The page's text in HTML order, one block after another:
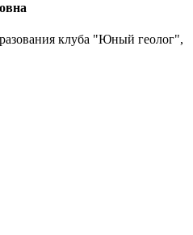
клуба "Юный геолог",